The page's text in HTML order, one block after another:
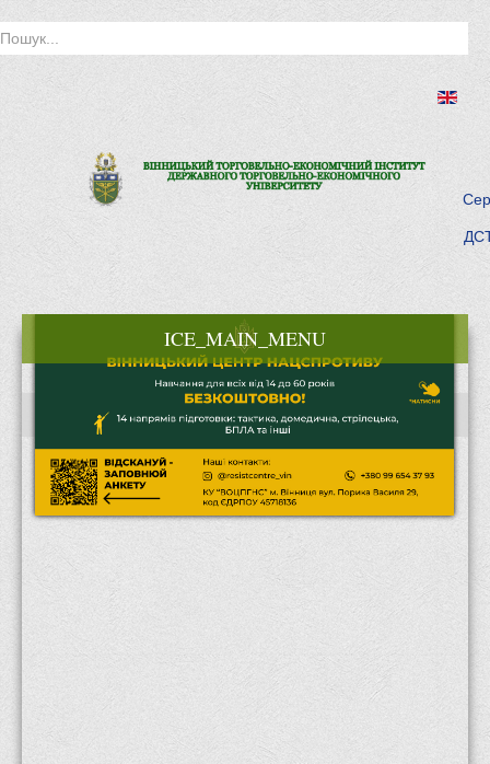
ICE_MAIN_MENU
Історія інституту
Інститут сьогодні
Місія та цілі
Публічна інформація
Заходи запобігання протиправним діям
Антикорупційні заходи
Протидія тероризму та насиллю
Як розпізнати глорифікацію збройної агресії РФ проти
України та протистояти їй?